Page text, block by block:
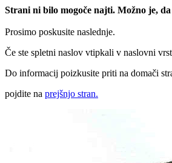
Strani ni bilo mogoče najti. Možno je,
Prosimo poskusite naslednje.
Če ste spletni naslov vtipkali v naslovni
Do informacij poizkusite priti na domači
pojdite na prejšnjo stran.